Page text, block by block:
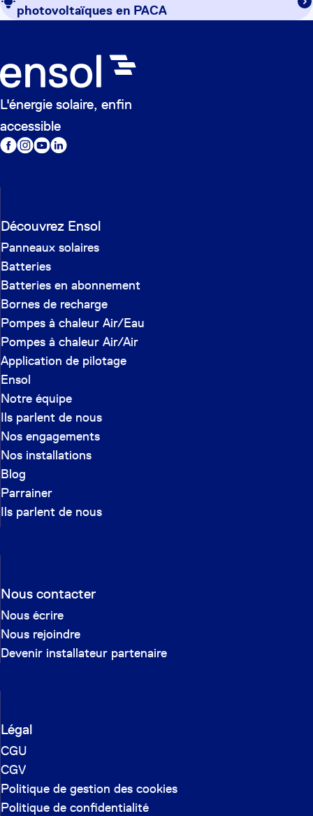
photovoltaïques en PACA
L'énergie solaire, enfin
accessible
Découvrez Ensol
Panneaux solaires
Batteries
Batteries en abonnement
Bornes de recharge
Pompes à chaleur Air/Eau
Pompes à chaleur Air/Air
Application de pilotage
Ensol
Notre équipe
Ils parlent de nous
Nos engagements
Nos installations
Blog
Parrainer
Ils parlent de nous
Nous contacter
Nous écrire
Nous rejoindre
Devenir installateur partenaire
Légal
CGU
CGV
Politique de gestion des cookies
Politique de confidentialité